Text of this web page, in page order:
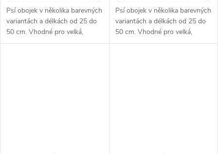
Psí obojek v několika barevných
variantách a délkách od 25 do
50 cm. Vhodné pro velká,
střední i malá plemena psů.
Psí obojek v několika barevných
variantách a délkách od 25 do
50 cm. Vhodné pro velká,
střední i malá plemena psů.